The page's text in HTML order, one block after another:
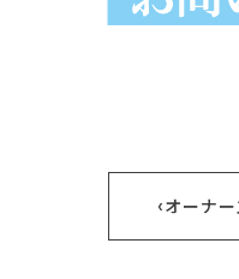
‹オーナ